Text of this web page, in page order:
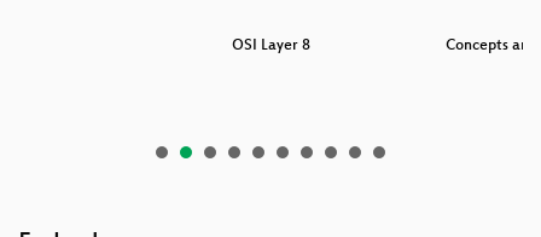
OSI Layer 8
Concepts and